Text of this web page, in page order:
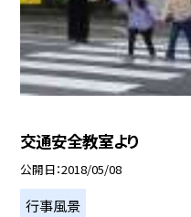
交通安全教室より
公開日 2018/05/08
行事風景